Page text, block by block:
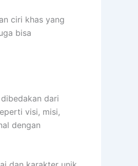
ciri khas yang
bisa
dari
visi, misi,
dengan